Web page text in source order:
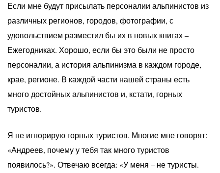
Если мне будут присылать персоналии альпинистов из
различных регионов, городов, фотографии, с
удовольствием разместил бы их в новых книгах –
Ежегодниках. Хорошо, если бы это были не просто
персоналии, а история альпинизма в каждом городе,
крае, регионе. В каждой части нашей страны есть
много достойных альпинистов и, кстати, горных
туристов.
Я не игнорирую горных туристов. Многие мне говорят:
«Андреев, почему у тебя так много туристов
появилось?». Отвечаю всегда: «У меня – не туристы.